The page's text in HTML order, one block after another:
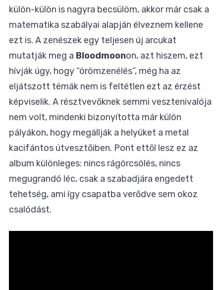
külön-külön is nagyra becsülöm, akkor már csak a
matematika szabályai alapján élveznem kellene
ezt is. A zenészek egy teljesen új arcukat
mutatják meg a Bloodmoonon, azt hiszem, ezt
hívják úgy, hogy “örömzenélés”, még ha az
eljátszott témák nem is feltétlen ezt az érzést
képviselik. A résztvevőknek semmi vesztenivalója
nem volt, mindenki bizonyította már külön
pályákon, hogy megállják a helyüket a metal
kacifántos útvesztőiben. Pont ettől lesz ez az
album különleges: nincs rágörcsölés, nincs
megugrandó léc, csak a szabadjára engedett
tehetség, ami így csapatba verődve sem okoz
csalódást.